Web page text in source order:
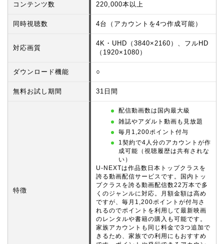
コンテンツ数 220,000本以上
同時視聴数 4台（アカウントを4つ作成可能）
対応画質
4K・UHD（3840×2160）、フルHD
（1920×1080）
ダウンロード機能 ○
無料お試し期間 31日間
特徴
配信動画数は国内最大級
雑誌やアダルト動画も見放題
毎月1,200ポイント付与
1契約で4人分のアカウントが作
成可能（視聴履歴は共有されな
い）
U-NEXTは作品数日本トップクラスを
誇る動画配信サービスです。国内トッ
プクラスを誇る動画配信数22万本で多
くのジャンルに対応。月額金額は高め
ですが、毎月1,200ポイントが付与さ
れるのでポイントを利用して最新映画
のレンタルや書籍の購入も可能です。
家族アカウントも同じ料金で3つ追加で
きるため、家族での利用にもおすすめ